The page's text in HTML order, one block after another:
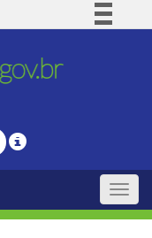
Comunica BR
Legislação
Toggle